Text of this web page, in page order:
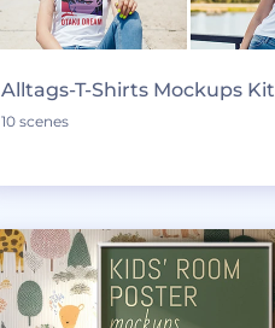
Alltags-T-Shirts Mockups Kit
10 scenes